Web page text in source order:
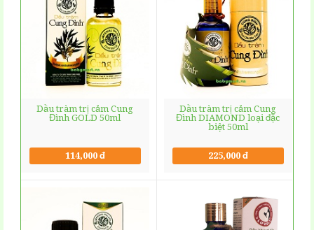
Dầu tràm trị cảm Cung
Đình GOLD 50ml
114,000 đ
Dầu tràm trị cảm Cung
Đình DIAMOND loại đặc
biệt 50ml
225,000 đ